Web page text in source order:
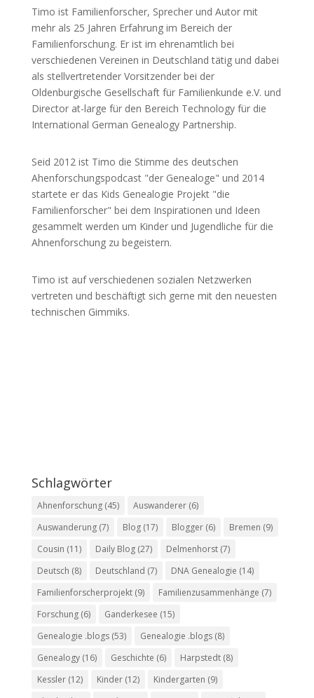
Timo ist Familienforscher, Sprecher und Autor mit
mehr als 25 Jahren Erfahrung im Bereich der
Familienforschung. Er ist im ehrenamtlich bei
verschiedenen Vereinen in Deutschland tätig und dabei
als stellvertretender Vorsitzender bei der
Oldenburgische Gesellschaft für Familienkunde e.V. und
Director at-large für den Bereich Technology für die
International German Genealogy Partnership.
Seid 2012 ist Timo die Stimme des deutschen
Ahenforschungspodcast "der Genealoge" und 2014
startete er das Kids Genealogie Projekt "die
Familienforscher" bei dem Inspirationen und Ideen
gesammelt werden um Kinder und Jugendliche für die
Ahnenforschung zu begeistern.
Timo ist auf verschiedenen sozialen Netzwerken
vertreten und beschäftigt sich gerne mit den neuesten
technischen Gimmiks.
Schlagwörter
Ahnenforschung(45) Auswanderer(6)
Auswanderung(7) Blog(17) Blogger(6) Bremen (9)
Cousin (11) Daily Blog(27) Delmenhorst(7)
Deutsch (8) Deutschland (7) DNA Genealogie (14)
Familienforscherprojekt(9) Familienzusammenhänge (7)
Forschung(6) Ganderkesee (15)
Genealogie .blogs(53) Genealogie .blogs(8)
Genealogy(16) Geschichte (6) Harpstedt(8)
Kessler(12) Kinder(12) Kindergarten (9)